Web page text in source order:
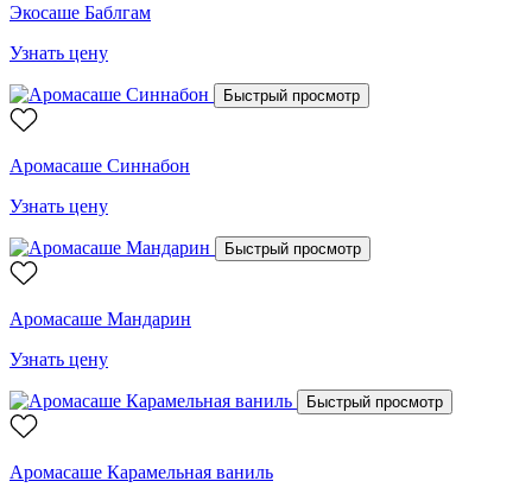
Экосаше Баблгам
Узнать цену
Быстрый просмотр
Аромасаше Синнабон
Узнать цену
Быстрый просмотр
Аромасаше Мандарин
Узнать цену
Быстрый просмотр
Аромасаше Карамельная ваниль